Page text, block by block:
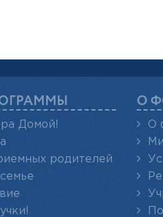
Домой!
родителей
О
О